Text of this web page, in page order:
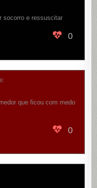
socorro e ressuscitar
0
que ficou com medo
0